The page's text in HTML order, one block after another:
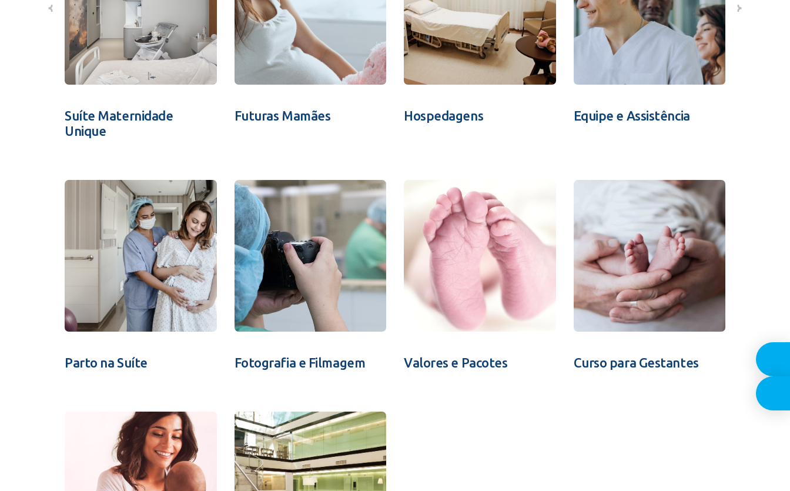
Suíte Maternidade
Unique
Futuras Mamães Hospedagens Equipe e Assistência
Parto na Suíte Fotografia e Filmagem Valores e Pacotes Curso para Gestantes